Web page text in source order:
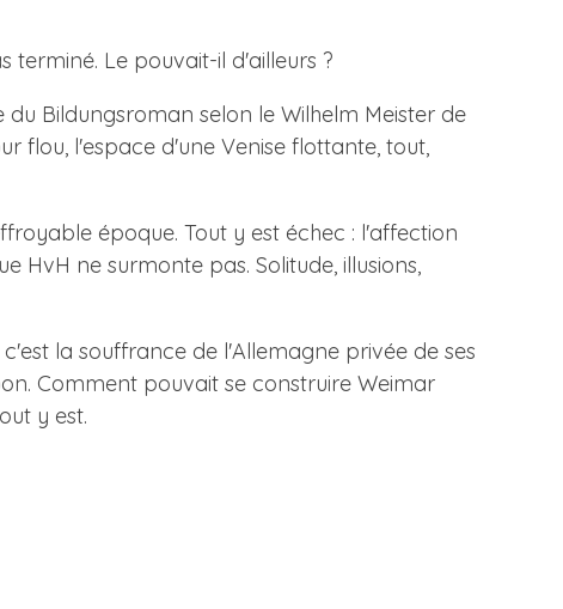
Le pouvait-il d'ailleurs ?
Bildungsroman selon le Wilhelm Meister de
flou, l'espace d'une Venise flottante, tout,
époque. Tout y est échec : l'affection
HvH ne surmonte pas. Solitude, illusions,
la souffrance de l'Allemagne privée de ses
Comment pouvait se construire Weimar
y est.